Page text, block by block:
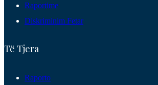
Raportime
Diskriminim Fetar
Të Tjera
Raporto